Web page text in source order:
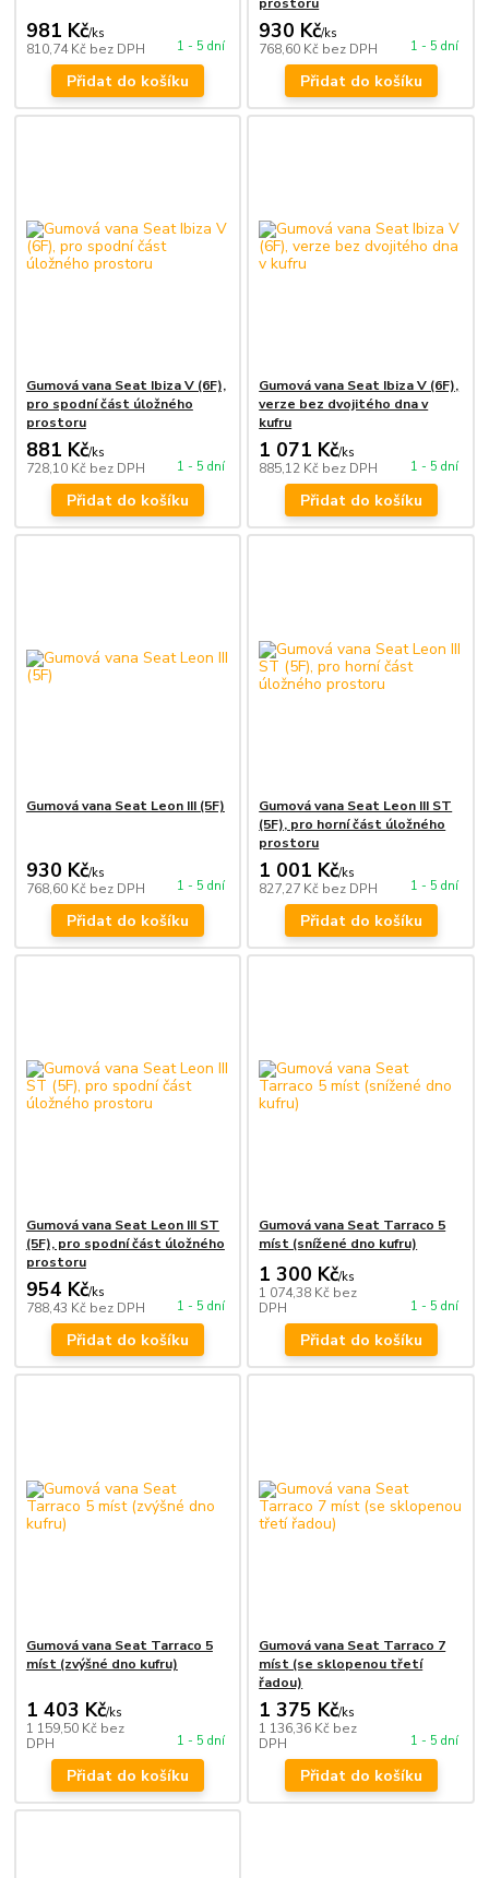
981 Kč/ks
810,74 Kč bez DPH 1 - 5 dní
Přidat do košíku
930 Kč/ks
768,60 Kč bez DPH 1 - 5 dní
Přidat do košíku
Gumová vana Seat Ibiza V (6F),
pro spodní část úložného
prostoru
881 Kč/ks
728,10 Kč bez DPH 1 - 5 dní
Přidat do košíku
Gumová vana Seat Ibiza V (6F),
verze bez dvojitého dna v
kufru
1 071 Kč/ks
885,12 Kč bez DPH 1 - 5 dní
Přidat do košíku
Gumová vana Seat Leon III (5F)
930 Kč/ks
768,60 Kč bez DPH 1 - 5 dní
Přidat do košíku
Gumová vana Seat Leon III ST
(5F), pro horní část úložného
prostoru
1 001 Kč/ks
827,27 Kč bez DPH 1 - 5 dní
Přidat do košíku
Gumová vana Seat Leon III ST
(5F), pro spodní část úložného
prostoru
954 Kč/ks
788,43 Kč bez DPH 1 - 5 dní
Přidat do košíku
Gumová vana Seat Tarraco 5
míst (snížené dno kufru)
1 300 Kč/ks
1 074,38 Kč bez
DPH
1 - 5 dní
Přidat do košíku
Gumová vana Seat Tarraco 5
míst (zvýšné dno kufru)
1 403 Kč/ks
1 159,50 Kč bez
DPH
1 - 5 dní
Přidat do košíku
Gumová vana Seat Tarraco 7
míst (se sklopenou třetí
řadou)
1 375 Kč/ks
1 136,36 Kč bez
DPH
1 - 5 dní
Přidat do košíku